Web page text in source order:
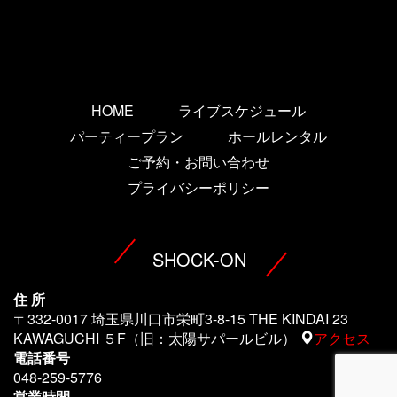
HOME
ライブスケジュール
パーティープラン
ホールレンタル
ご予約・お問い合わせ
プライバシーポリシー
SHOCK-ON
住 所
〒332-0017 埼玉県川口市栄町3-8-15 THE KINDAI 23
KAWAGUCHI ５F（旧：太陽サパールビル）
アクセス
電話番号
048-259-5776